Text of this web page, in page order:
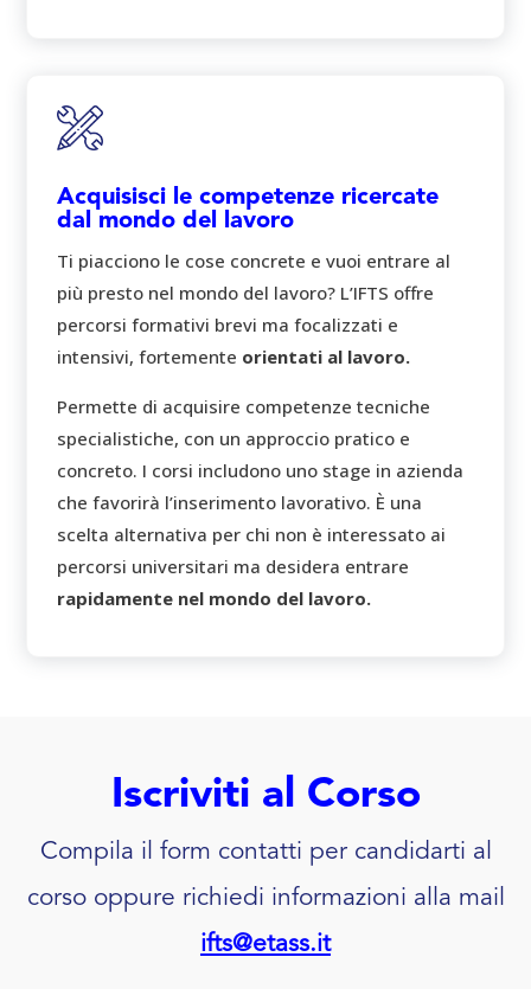
Acquisisci le competenze ricercate
dal mondo del lavoro
Ti piacciono le cose concrete e vuoi entrare al
più presto nel mondo del lavoro? L’IFTS offre
percorsi formativi brevi ma focalizzati e
intensivi, fortemente orientati al lavoro.
Permette di acquisire competenze tecniche
specialistiche, con un approccio pratico e
concreto. I corsi includono uno stage in azienda
che favorirà l’inserimento lavorativo. È una
scelta alternativa per chi non è interessato ai
percorsi universitari ma desidera entrare
rapidamente nel mondo del lavoro.
Iscriviti al Corso
Compila il form contatti per candidarti al
corso oppure richiedi informazioni alla mail
ifts@etass.it